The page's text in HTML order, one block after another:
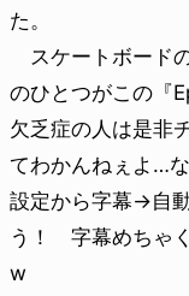
た。
スケートボード
のひとつがこの『
欠乏症の人は是非
てわかんねぇよ…
設定から字幕→自
う！ 字幕めちゃ
w